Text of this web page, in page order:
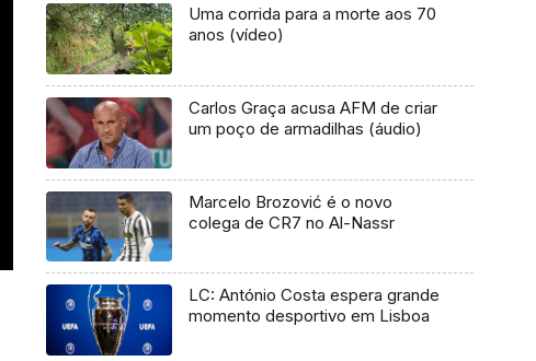
Uma corrida para a morte aos 70
anos (vídeo)
Carlos Graça acusa AFM de criar
um poço de armadilhas (áudio)
Marcelo Brozović é o novo
colega de CR7 no Al-Nassr
LC: António Costa espera grande
momento desportivo em Lisboa